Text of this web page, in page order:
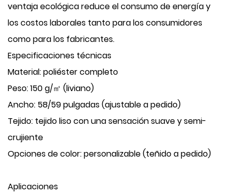
ventaja ecológica reduce el consumo de energía y
los costos laborales tanto para los consumidores
como para los fabricantes.
Especificaciones técnicas
Material: poliéster completo
Peso: 150 g/㎡ (liviano)
Ancho: 58/59 pulgadas (ajustable a pedido)
Tejido: tejido liso con una sensación suave y semi-
crujiente
Opciones de color: personalizable (teñido a pedido)
Aplicaciones